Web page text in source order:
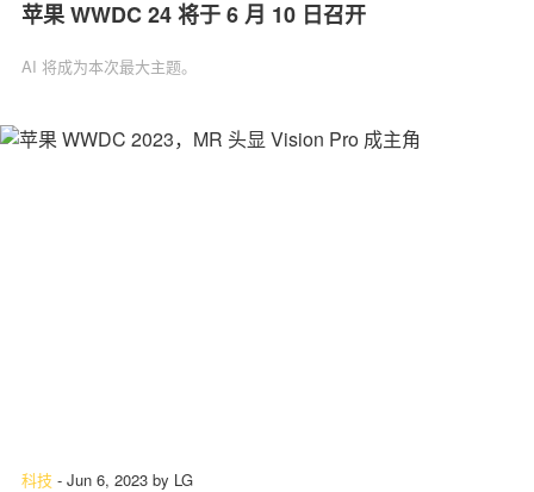
苹果 WWDC 24 将于 6 月 10 日召开
AI 将成为本次最大主题。
科技 - Jun 6, 2023 by LG